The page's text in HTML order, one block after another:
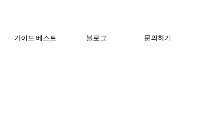
가이드 베스트 블로그 문의하기